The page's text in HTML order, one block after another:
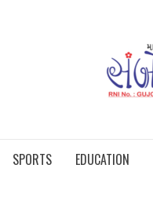
SPORTS EDUCATION